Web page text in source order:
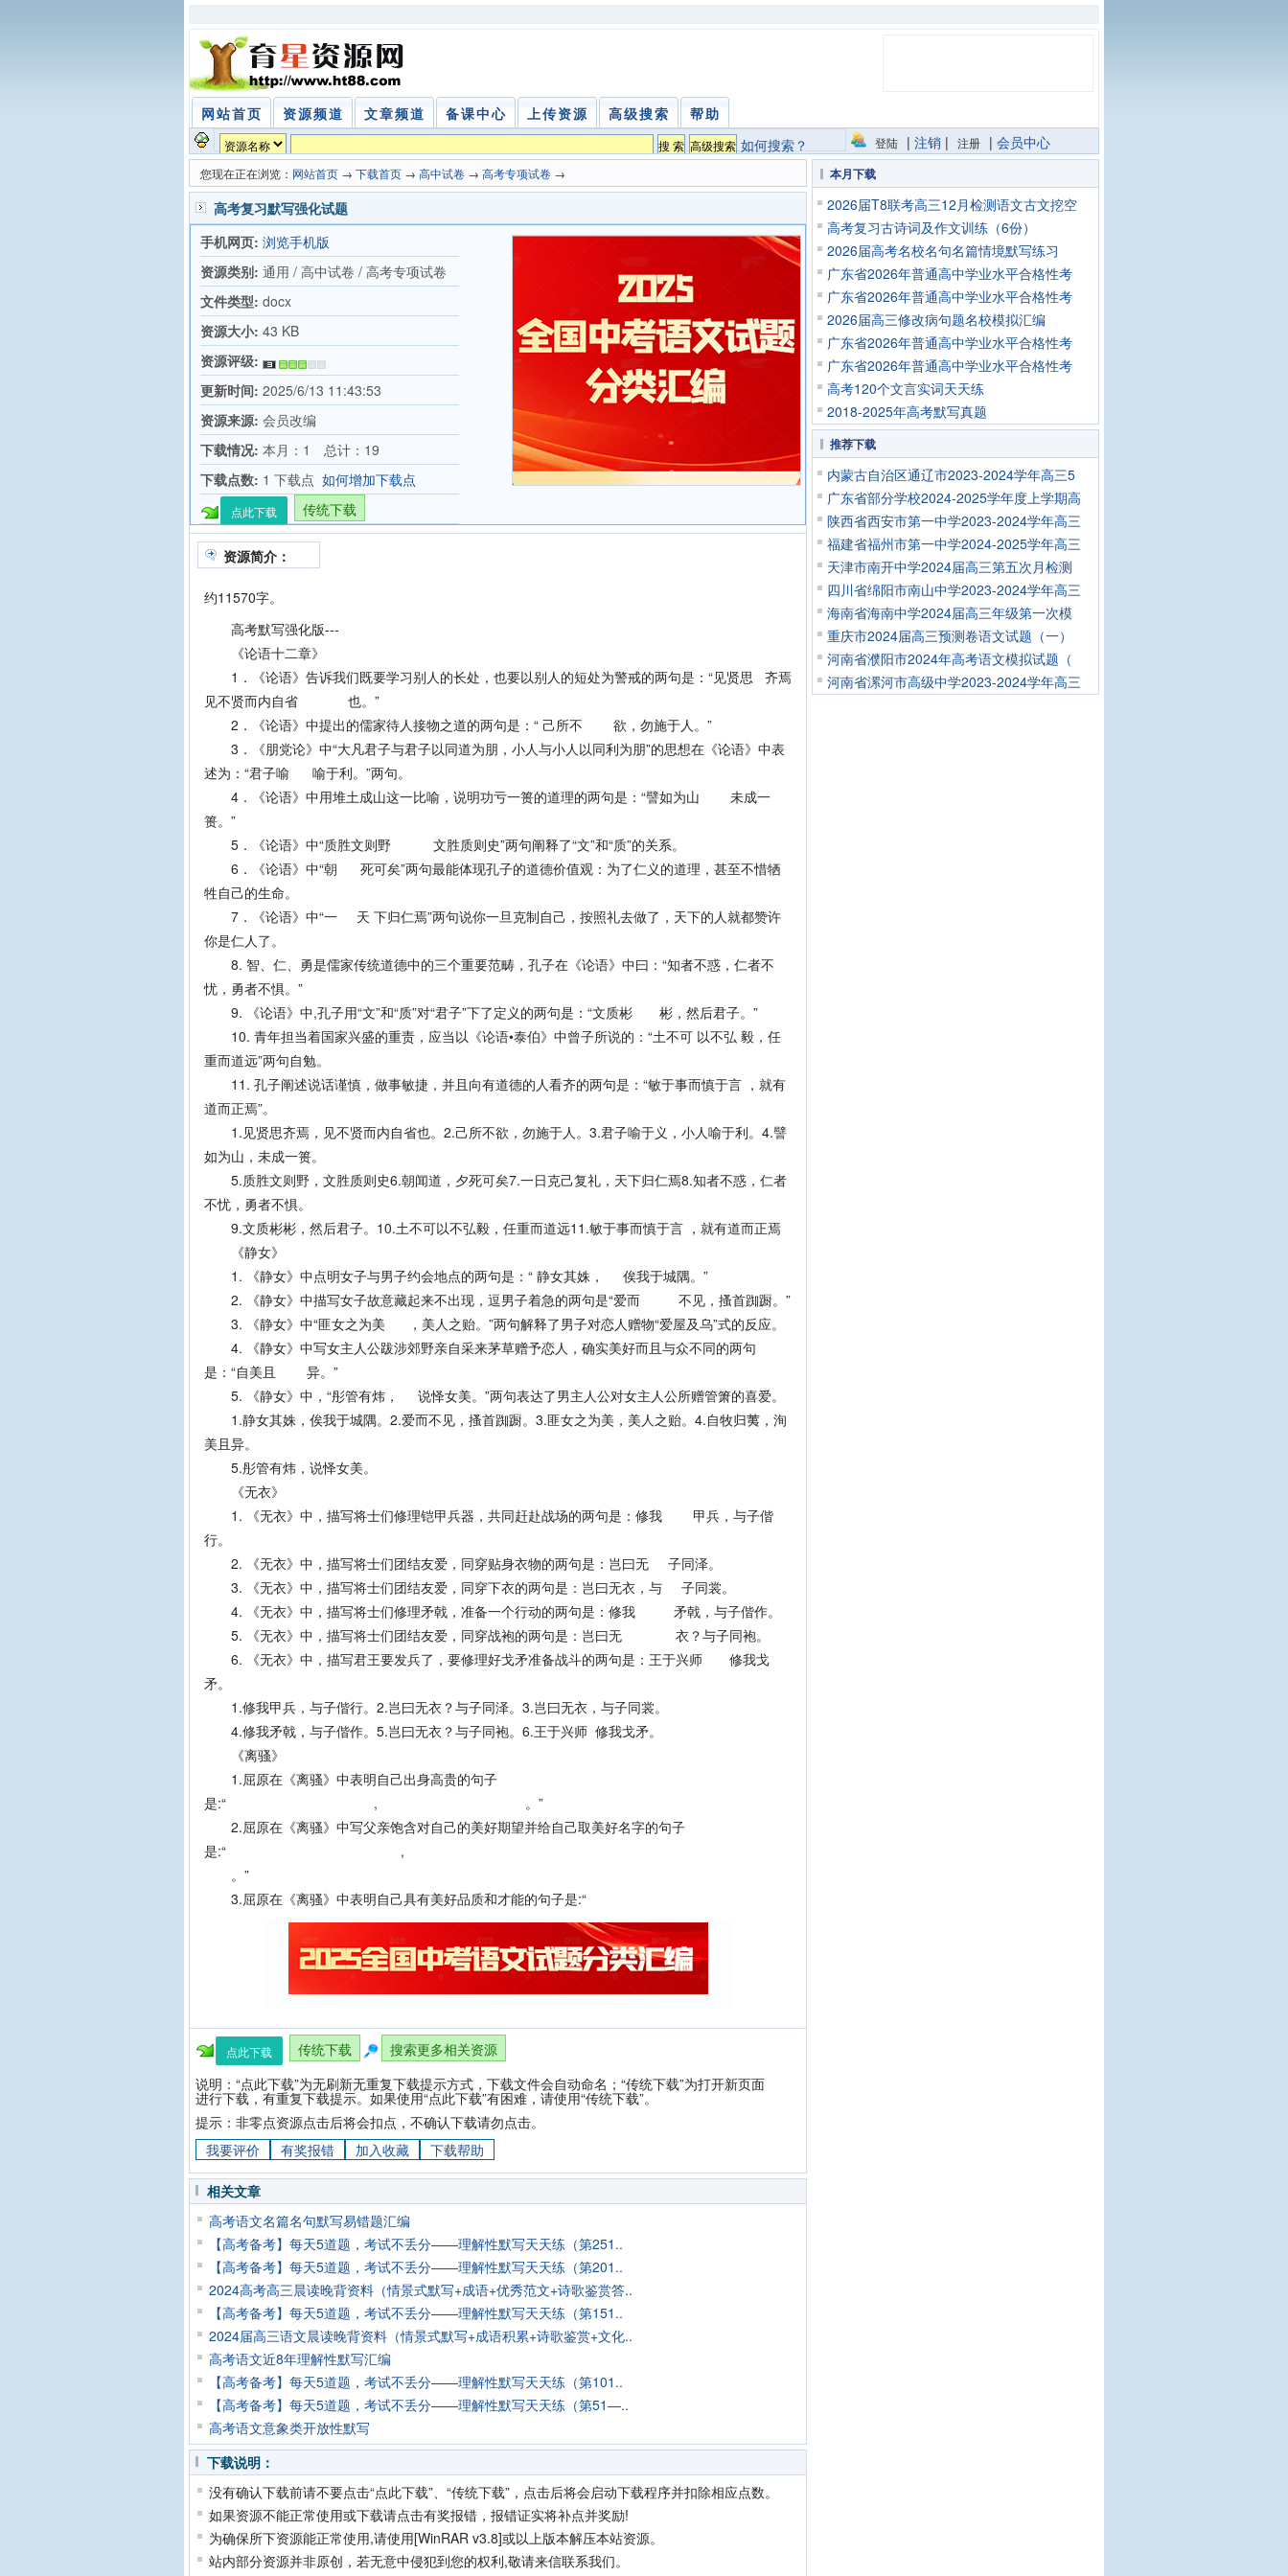
网站首页 资源频道 文章频道 备课中心 上传资源 高级搜索
帮助
如何搜索？
登陆 | 注销 | 注册 | 会员中心
您现在正在浏览： 网站首页 → 下载首页 → 高中试卷 → 高考专项试卷 →
高考复习默写强化试题
手机网页: 浏览手机版
资源类别: 通用 / 高中试卷 / 高考专项试卷
文件类型: docx
资源大小: 43 KB
资源评级:
更新时间: 2025/6/13 11:43:53
资源来源: 会员改编
下载情况: 本月：1 总计：19
下载点数: 1 下载点 如何增加下载点
点此下载 传统下载
资源简介：
约11570字。
高考默写强化版---
《论语十二章》
1．《论语》告诉我们既要学习别人的长处，也要以别人的短处为警戒的两句是：“见贤思 齐焉
见不贤而内自省 也。”
2．《论语》中提出的儒家待人接物之道的两句是：“ 己所不 欲，勿施于人。”
3．《朋党论》中“大凡君子与君子以同道为朋，小人与小人以同利为朋”的思想在《论语》中表
述为：“君子喻 喻于利。”两句。
4．《论语》中用堆土成山这一比喻，说明功亏一篑的道理的两句是：“譬如为山 未成一
篑。”
5．《论语》中“质胜文则野 文胜质则史”两句阐释了“文”和“质”的关系。
6．《论语》中“朝 死可矣”两句最能体现孔子的道德价值观：为了仁义的道理，甚至不惜牺
牲自己的生命。
7．《论语》中“一 天 下归仁焉”两句说你一旦克制自己，按照礼去做了，天下的人就都赞许
你是仁人了。
8. 智、仁、勇是儒家传统道德中的三个重要范畴，孔子在《论语》中曰：“知者不惑，仁者不
忧，勇者不惧。”
9. 《论语》中,孔子用“文”和“质”对“君子”下了定义的两句是：“文质彬 彬，然后君子。”
10. 青年担当着国家兴盛的重责，应当以《论语•泰伯》中曾子所说的：“土不可 以不弘 毅，任
重而道远”两句自勉。
11. 孔子阐述说话谨慎，做事敏捷，并且向有道德的人看齐的两句是：“敏于事而慎于言 ，就有
道而正焉”。
1.见贤思齐焉，见不贤而内自省也。2.己所不欲，勿施于人。3.君子喻于义，小人喻于利。4.譬
如为山，未成一篑。
5.质胜文则野，文胜质则史6.朝闻道，夕死可矣7.一日克己复礼，天下归仁焉8.知者不惑，仁者
不忧，勇者不惧。
9.文质彬彬，然后君子。10.土不可以不弘毅，任重而道远11.敏于事而慎于言 ，就有道而正焉
《静女》
1. 《静女》中点明女子与男子约会地点的两句是：“ 静女其姝， 俟我于城隅。”
2. 《静女》中描写女子故意藏起来不出现，逗男子着急的两句是“爱而 不见，搔首踟蹰。”
3. 《静女》中“匪女之为美 ，美人之贻。”两句解释了男子对恋人赠物“爱屋及乌”式的反应。
4. 《静女》中写女主人公跋涉郊野亲自采来茅草赠予恋人，确实美好而且与众不同的两句
是：“自美且 异。”
5. 《静女》中，“彤管有炜， 说怿女美。”两句表达了男主人公对女主人公所赠管箫的喜爱。
1.静女其姝，俟我于城隅。2.爱而不见，搔首踟蹰。3.匪女之为美，美人之贻。4.自牧归荑，洵
美且异。
5.彤管有炜，说怿女美。
《无衣》
1. 《无衣》中，描写将士们修理铠甲兵器，共同赶赴战场的两句是：修我 甲兵，与子偕
行。
2. 《无衣》中，描写将士们团结友爱，同穿贴身衣物的两句是：岂曰无 子同泽。
3. 《无衣》中，描写将士们团结友爱，同穿下衣的两句是：岂曰无衣，与 子同裳。
4. 《无衣》中，描写将士们修理矛戟，准备一个行动的两句是：修我 矛戟，与子偕作。
5. 《无衣》中，描写将士们团结友爱，同穿战袍的两句是：岂曰无 衣？与子同袍。
6. 《无衣》中，描写君王要发兵了，要修理好戈矛准备战斗的两句是：王于兴师 修我戈
矛。
1.修我甲兵，与子偕行。2.岂曰无衣？与子同泽。3.岂曰无衣，与子同裳。
4.修我矛戟，与子偕作。5.岂曰无衣？与子同袍。6.王于兴师 修我戈矛。
《离骚》
1.屈原在《离骚》中表明自己出身高贵的句子
是:“ , 。”
2.屈原在《离骚》中写父亲饱含对自己的美好期望并给自己取美好名字的句子
是:“ ,
。”
3.屈原在《离骚》中表明自己具有美好品质和才能的句子是:“
点此下载 传统下载
搜索更多相关资源
说明：“点此下载”为无刷新无重复下载提示方式，下载文件会自动命名；“传统下载”为打开新页面
进行下载，有重复下载提示。如果使用“点此下载”有困难，请使用“传统下载”。
提示：非零点资源点击后将会扣点，不确认下载请勿点击。
我要评价
有奖报错 加入收藏 下载帮助
相关文章
高考语文名篇名句默写易错题汇编
【高考备考】每天5道题，考试不丢分——理解性默写天天练（第251..
【高考备考】每天5道题，考试不丢分——理解性默写天天练（第201..
2024高考高三晨读晚背资料（情景式默写+成语+优秀范文+诗歌鉴赏答..
【高考备考】每天5道题，考试不丢分——理解性默写天天练（第151..
2024届高三语文晨读晚背资料（情景式默写+成语积累+诗歌鉴赏+文化..
高考语文近8年理解性默写汇编
【高考备考】每天5道题，考试不丢分——理解性默写天天练（第101..
【高考备考】每天5道题，考试不丢分——理解性默写天天练（第51—..
高考语文意象类开放性默写
下载说明：
没有确认下载前请不要点击“点此下载”、“传统下载”，点击后将会启动下载程序并扣除相应点数。
如果资源不能正常使用或下载请点击有奖报错，报错证实将补点并奖励!
为确保所下资源能正常使用,请使用[WinRAR v3.8]或以上版本解压本站资源。
站内部分资源并非原创，若无意中侵犯到您的权利,敬请来信联系我们。
本月下载
2026届T8联考高三12月检测语文古文挖空
高考复习古诗词及作文训练（6份）
2026届高考名校名句名篇情境默写练习
广东省2026年普通高中学业水平合格性考
广东省2026年普通高中学业水平合格性考
2026届高三修改病句题名校模拟汇编
广东省2026年普通高中学业水平合格性考
广东省2026年普通高中学业水平合格性考
高考120个文言实词天天练
2018-2025年高考默写真题
推荐下载
内蒙古自治区通辽市2023-2024学年高三5
广东省部分学校2024-2025学年度上学期高
陕西省西安市第一中学2023-2024学年高三
福建省福州市第一中学2024-2025学年高三
天津市南开中学2024届高三第五次月检测
四川省绵阳市南山中学2023-2024学年高三
海南省海南中学2024届高三年级第一次模
重庆市2024届高三预测卷语文试题（一）
河南省濮阳市2024年高考语文模拟试题（
河南省漯河市高级中学2023-2024学年高三